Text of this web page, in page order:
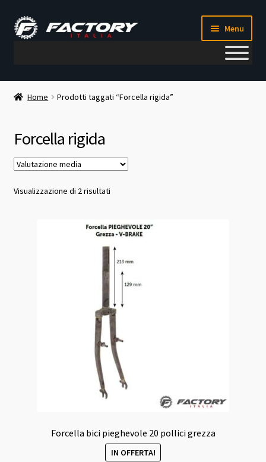
Vai
alla
Vai
al
Menu
Il mio account
Chi siamo
Corso meccanico bici
Home Prodotti taggati “Forcella rigida”
Forcella rigida
Visualizzazione di 2 risultatiValutazione
Forcella bici pieghevole 20 pollici grezza
IN OFFERTA!